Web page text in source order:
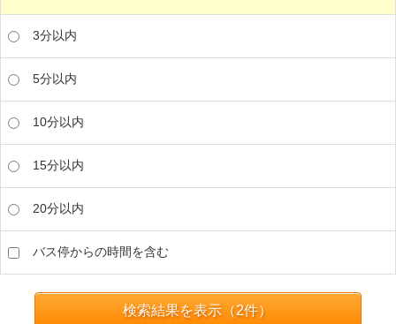
3分以内
5分以内
10分以内
15分以内
20分以内
バス停からの時間を含む
検索結果を表示（2件）